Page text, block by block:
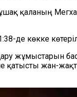
қаланың
де көкке
жұмыстарын
қатысты жан-